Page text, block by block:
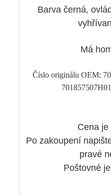
Barva černá,
Má
Číslo originálu OEM:
Cena je
Po zakoupení
pravé
Poštovné